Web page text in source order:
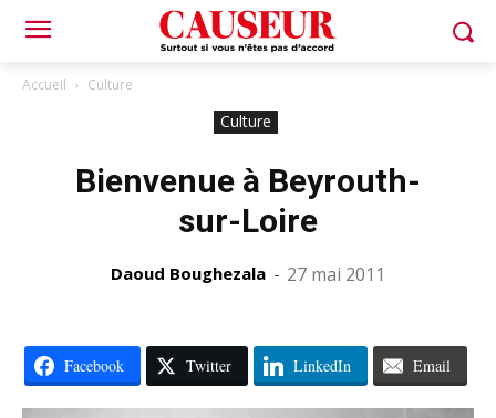
Accueil Culture
Culture
Bienvenue à Beyrouth-
sur-Loire
Daoud Boughezala - 27 mai 2011
Facebook Twitter LinkedIn Email